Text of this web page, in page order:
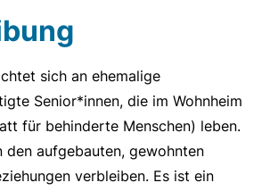
sich an ehemalige
Senior*innen, die im Wohnheim
für behinderte Menschen) leben.
den aufgebauten, gewohnten
verbleiben. Es ist ein